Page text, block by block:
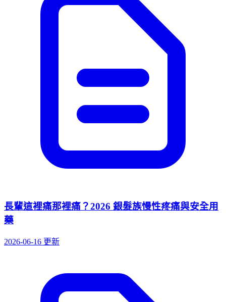
長輩這裡痛那裡痛？2026 銀髮族慢性疼痛與安全用
藥
2026-06-16 更新